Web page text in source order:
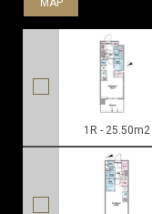
東京都新宿区新宿7-27-12